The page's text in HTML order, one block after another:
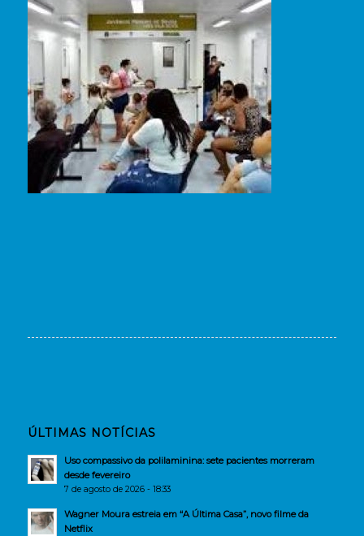
ÚLTIMAS NOTÍCIAS
Uso compassivo da polilaminina: sete pacientes morreram
desde fevereiro
7 de agosto de 2026 - 18:33
Wagner Moura estreia em “A Última Casa”, novo filme da
Netflix